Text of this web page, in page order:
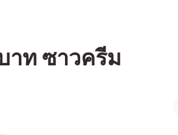
าท ซาวครีม